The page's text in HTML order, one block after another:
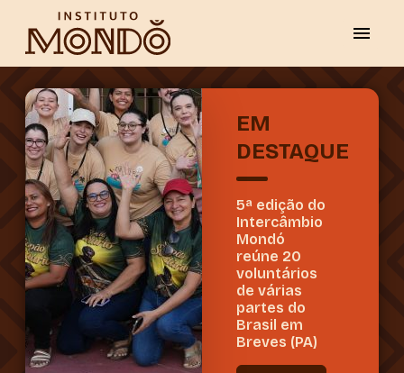
EM
DESTAQUE
5ª edição do
Intercâmbio
Mondó
reúne 20
voluntários
de várias
partes do
Brasil em
Breves (PA)